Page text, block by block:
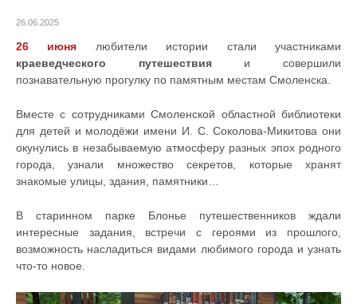
26.06.2025
26 июня любители истории стали участниками
краеведческого путешествияи совершили
познавательную прогулку по памятным местам Смоленска.
Вместе с сотрудниками Смоленской областной библиотеки
для детей и молодёжи имени И. С. Соколова-Микитова они
окунулись в незабываемую атмосферу разных эпох родного
города, узнали множество секретов, которые хранят
знакомые улицы, здания, памятники…
В старинном парке Блонье путешественников ждали
интересные задания, встречи с героями из прошлого,
возможность насладиться видами любимого города и узнать
что-то новое.